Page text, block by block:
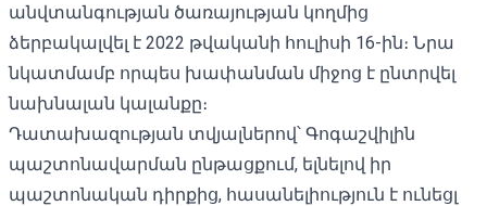
անվտանգության ծառայության կողմից
ձերբակալվել է 2022 թվականի հուլիսի 16-ին։ Նրա
նկատմամբ որպես խափանման միջոց է ընտրվել
նախնալան կալանքը։
Դատախազության տվյալներով՝ Գոգաշվիլին
պաշտոնավարման ընթացքում, ելնելով իր
պաշտոնական դիրքից, հասանելիություն է ունեցլ